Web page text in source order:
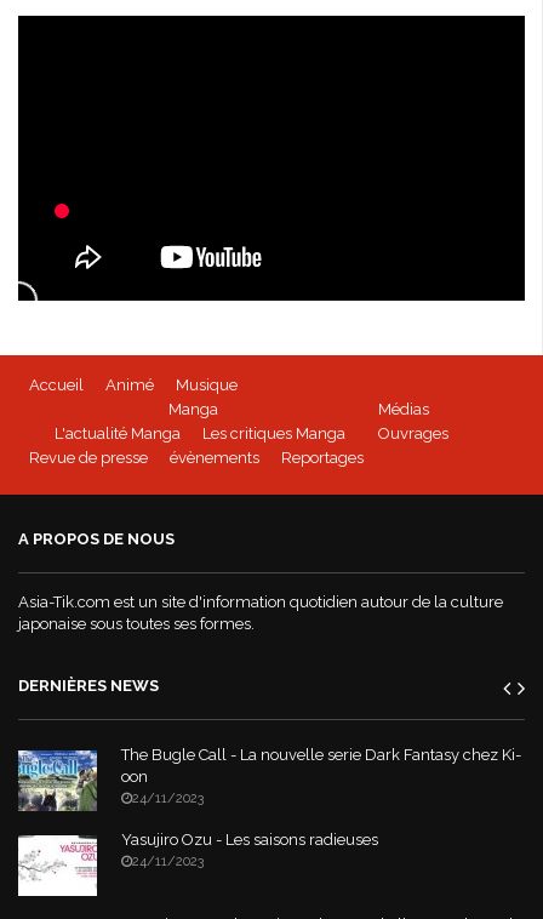
BEYBLADE BURST - Tome 1 disponible
Accueil Animé
Musique
Manga
L'actualité Manga
Les critiques Manga
Médias
Ouvrages
Revue de presse
évènements Reportages
A PROPOS DE NOUS
Asia-Tik.com est un site d'information quotidien autour de la culture
japonaise sous toutes ses formes.
DERNIÈRES NEWS
The Bugle Call - La nouvelle serie Dark Fantasy chez Ki-
oon
24/11/2023
Yasujiro Ozu - Les saisons radieuses
24/11/2023